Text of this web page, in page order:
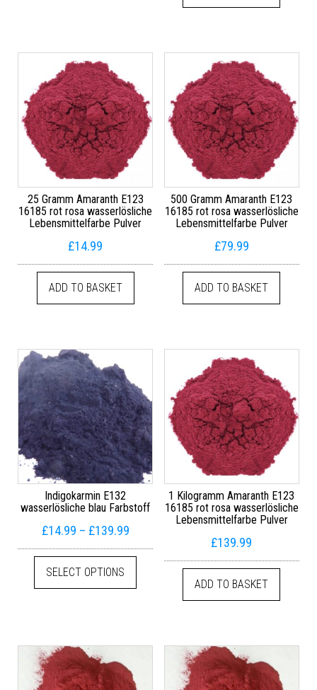
25 Gramm Amaranth E123
16185 rot rosa wasserlösliche
Lebensmittelfarbe Pulver
£14.99
ADD TO BASKET
500 Gramm Amaranth E123
16185 rot rosa wasserlösliche
Lebensmittelfarbe Pulver
£79.99
ADD TO BASKET
Indigokarmin E132
wasserlösliche blau Farbstoff
£14.99 – £139.99Price range: £14.99 through £139.99
SELECT OPTIONS
This product has multiple variants. The
1 Kilogramm Amaranth E123
16185 rot rosa wasserlösliche
Lebensmittelfarbe Pulver
£139.99
ADD TO BASKET